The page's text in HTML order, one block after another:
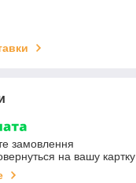
замовлення
на вашу картку